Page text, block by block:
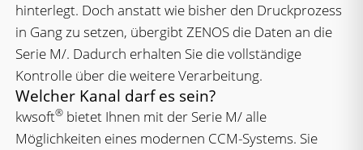
hinterlegt. Doch anstatt wie bisher den Druckprozess
in Gang zu setzen, übergibt ZENOS die Daten an die
Serie M/. Dadurch erhalten Sie die vollständige
Kontrolle über die weitere Verarbeitung.
Welcher Kanal darf es sein?
kwsoft® bietet Ihnen mit der Serie M/ alle
Möglichkeiten eines modernen CCM-Systems. Sie